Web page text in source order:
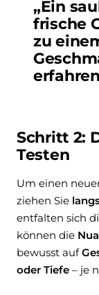
„Ein
frische
zu
Schritt 2:
Testen
Um einen
ziehen Sie
entfalten sich
können die
bewusst auf
oder Tiefe – je